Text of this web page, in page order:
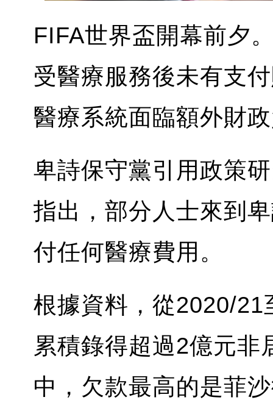
FIFA世界盃開幕前夕
受醫療服務後未有支
醫療系統面臨額外財
卑詩保守黨引用政策
指出，部分人士來到
付任何醫療費用。
根據資料，從2020/
累積錄得超過2億元非
中，欠款最高的是菲